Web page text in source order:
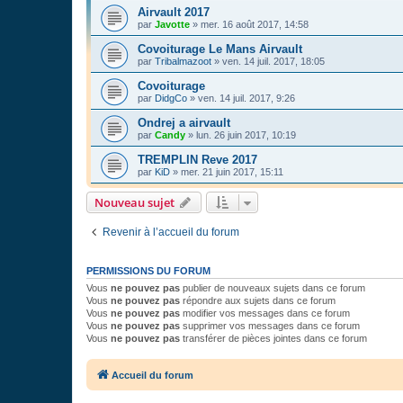
Airvault 2017
par Javotte » mer. 16 août 2017, 14:58
Covoiturage Le Mans Airvault
par Tribalmazoot » ven. 14 juil. 2017, 18:05
Covoiturage
par DidgCo » ven. 14 juil. 2017, 9:26
Ondrej a airvault
par Candy » lun. 26 juin 2017, 10:19
TREMPLIN Reve 2017
par KiD » mer. 21 juin 2017, 15:11
Nouveau sujet
Revenir à l’accueil du forum
PERMISSIONS DU FORUM
Vous ne pouvez pas publier de nouveaux sujets dans ce forum
Vous ne pouvez pas répondre aux sujets dans ce forum
Vous ne pouvez pas modifier vos messages dans ce forum
Vous ne pouvez pas supprimer vos messages dans ce forum
Vous ne pouvez pas transférer de pièces jointes dans ce forum
Accueil du forum